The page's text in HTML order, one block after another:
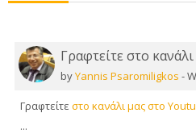
Γραφτείτε στο
byYannis Psaromiligkos -
Γραφτείτε στο κανάλι μας στο
...